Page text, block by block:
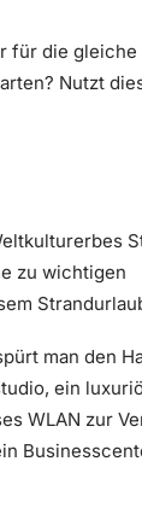
für die gleiche
Nutzt
zu wichtigen
man den
ein
WLAN zur